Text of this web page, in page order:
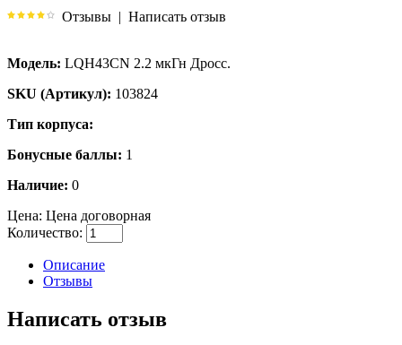
Отзывы | Написать отзыв
Модель: LQH43CN 2.2 мкГн Дросс.
SKU (Артикул): 103824
Тип корпуса:
Бонусные баллы: 1
Наличие: 0
Цена: Цена договорная
Количество:
Описание
Отзывы
Написать отзыв